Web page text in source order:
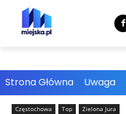
Strona Główna Uwaga
Częstochowa Top Zielona Jura